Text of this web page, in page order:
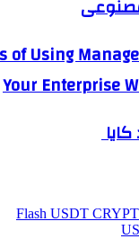
of Using
Your Enterprise
Flash USDT